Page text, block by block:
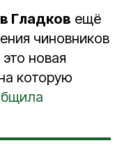
Гладков ещё
чиновников
новая
которую